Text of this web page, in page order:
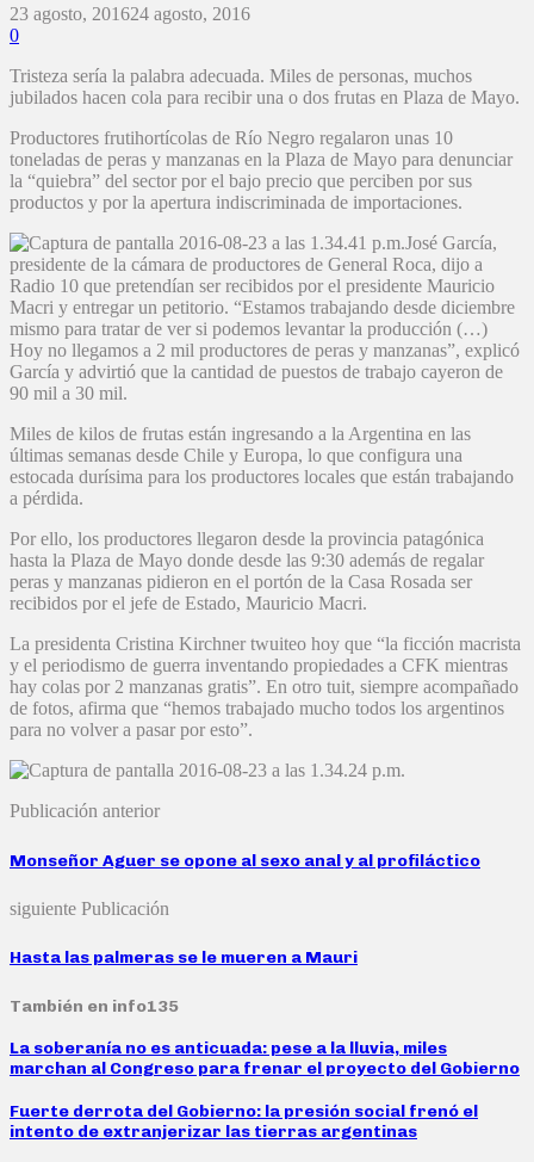
23 agosto, 201624 agosto, 2016
0
Tristeza sería la palabra adecuada. Miles de personas, muchos
jubilados hacen cola para recibir una o dos frutas en Plaza de Mayo.
Productores frutihortícolas de Río Negro regalaron unas 10
toneladas de peras y manzanas en la Plaza de Mayo para denunciar
la “quiebra” del sector por el bajo precio que perciben por sus
productos y por la apertura indiscriminada de importaciones.
José García,
presidente de la cámara de productores de General Roca, dijo a
Radio 10 que pretendían ser recibidos por el presidente Mauricio
Macri y entregar un petitorio. “Estamos trabajando desde diciembre
mismo para tratar de ver si podemos levantar la producción (…)
Hoy no llegamos a 2 mil productores de peras y manzanas”, explicó
García y advirtió que la cantidad de puestos de trabajo cayeron de
90 mil a 30 mil.
Miles de kilos de frutas están ingresando a la Argentina en las
últimas semanas desde Chile y Europa, lo que configura una
estocada durísima para los productores locales que están trabajando
a pérdida.
Por ello, los productores llegaron desde la provincia patagónica
hasta la Plaza de Mayo donde desde las 9:30 además de regalar
peras y manzanas pidieron en el portón de la Casa Rosada ser
recibidos por el jefe de Estado, Mauricio Macri.
La presidenta Cristina Kirchner twuiteo hoy que “la ficción macrista
y el periodismo de guerra inventando propiedades a CFK mientras
hay colas por 2 manzanas gratis”. En otro tuit, siempre acompañado
de fotos, afirma que “hemos trabajado mucho todos los argentinos
para no volver a pasar por esto”.
Publicación anterior
Monseñor Aguer se opone al sexo anal y al profiláctico
siguiente Publicación
Hasta las palmeras se le mueren a Mauri
También en info135
La soberanía no es anticuada: pese a la lluvia, miles
marchan al Congreso para frenar el proyecto del Gobierno
Fuerte derrota del Gobierno: la presión social frenó el
intento de extranjerizar las tierras argentinas